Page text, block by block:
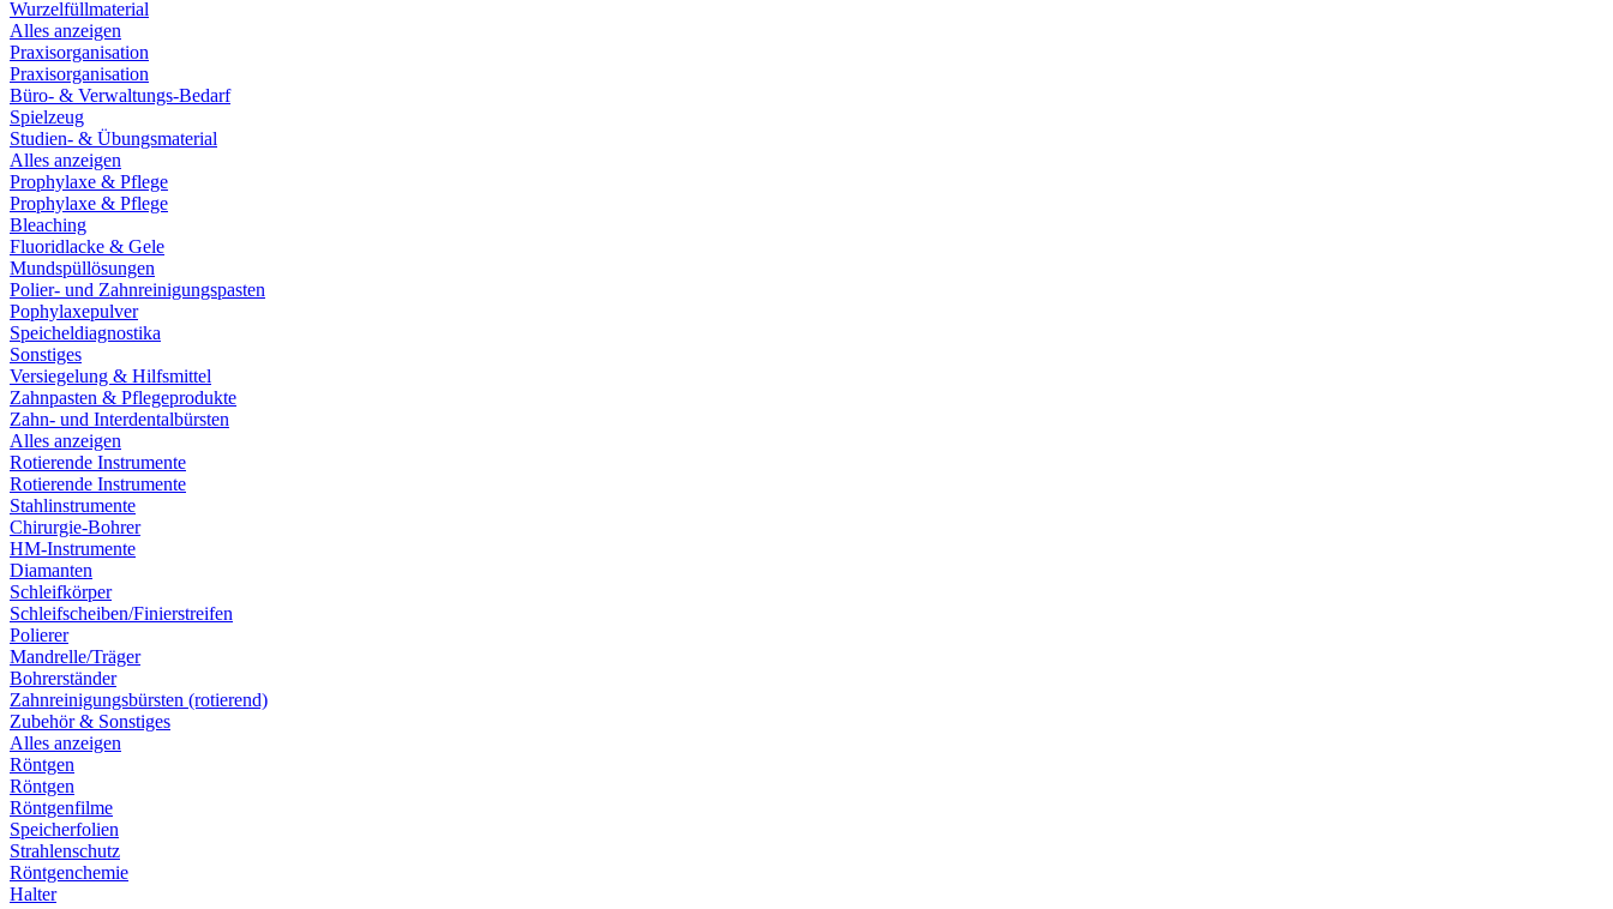
Wurzelfüllmaterial
Alles anzeigen
Praxisorganisation
Praxisorganisation
Büro- & Verwaltungs-Bedarf
Spielzeug
Studien- & Übungsmaterial
Alles anzeigen
Prophylaxe & Pflege
Prophylaxe & Pflege
Bleaching
Fluoridlacke & Gele
Mundspüllösungen
Polier- und Zahnreinigungspasten
Pophylaxepulver
Speicheldiagnostika
Sonstiges
Versiegelung & Hilfsmittel
Zahnpasten & Pflegeprodukte
Zahn- und Interdentalbürsten
Alles anzeigen
Rotierende Instrumente
Rotierende Instrumente
Stahlinstrumente
Chirurgie-Bohrer
HM-Instrumente
Diamanten
Schleifkörper
Schleifscheiben/Finierstreifen
Polierer
Mandrelle/Träger
Bohrerständer
Zahnreinigungsbürsten (rotierend)
Zubehör & Sonstiges
Alles anzeigen
Röntgen
Röntgen
Röntgenfilme
Speicherfolien
Strahlenschutz
Röntgenchemie
Halter